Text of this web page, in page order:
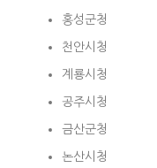
홍성군청
천안시청
계룡시청
공주시청
금산군청
논산시청